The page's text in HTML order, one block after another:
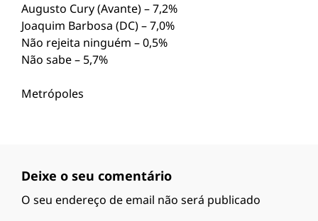
Augusto Cury (Avante) – 7,2%
Joaquim Barbosa (DC) – 7,0%
Não rejeita ninguém – 0,5%
Não sabe – 5,7%
Metrópoles
Deixe o seu comentário
O seu endereço de email não será publicado